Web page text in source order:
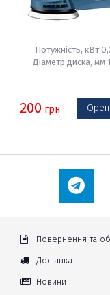
Потужність, кВт
Діаметр диска, мм
200 грн
Повернення та
Доставка
Новини